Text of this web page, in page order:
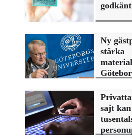
Ny
stärka
sajt